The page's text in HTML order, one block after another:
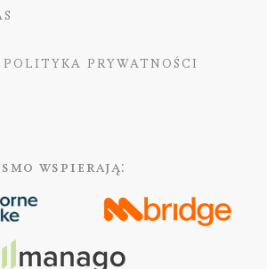
PRYWATNOŚCI
wspierają: